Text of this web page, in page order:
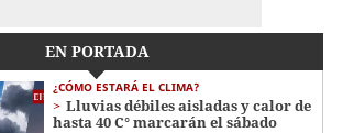
EN PORTADA
¿CÓMO ESTARÁ EL CLIMA?
Lluvias débiles aisladas y calor de
hasta 40 C° marcarán el sábado